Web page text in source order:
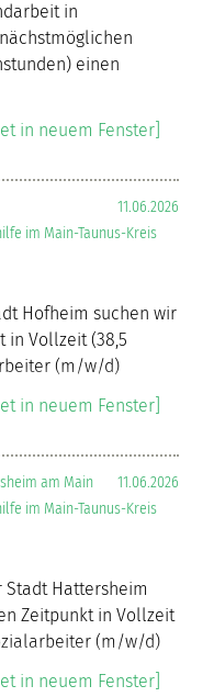
in
einen
in neuem Fenster]
11.06.2026
im Main-Taunus-Kreis
Hofheim suchen wir
in Vollzeit (38,5
(m/w/d)
in neuem Fenster]
11.06.2026
am Main
im Main-Taunus-Kreis
Stadt Hattersheim
Zeitpunkt in Vollzeit
(m/w/d)
in neuem Fenster]